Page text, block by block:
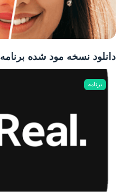
دانلود نسخه مود شده برنامه ToonMe
برنامه